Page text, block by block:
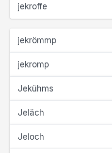
jekroffe
jekrömmp
jekromp
Jekühms
Jeläch
Jeloch